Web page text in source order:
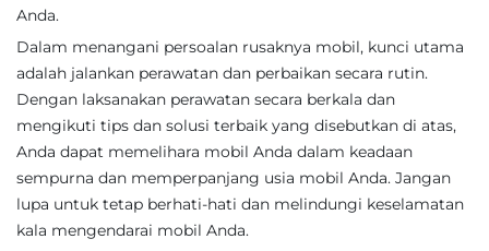
Anda.
Dalam menangani persoalan rusaknya mobil, kunci utama
adalah jalankan perawatan dan perbaikan secara rutin.
Dengan laksanakan perawatan secara berkala dan
mengikuti tips dan solusi terbaik yang disebutkan di atas,
Anda dapat memelihara mobil Anda dalam keadaan
sempurna dan memperpanjang usia mobil Anda. Jangan
lupa untuk tetap berhati-hati dan melindungi keselamatan
kala mengendarai mobil Anda.